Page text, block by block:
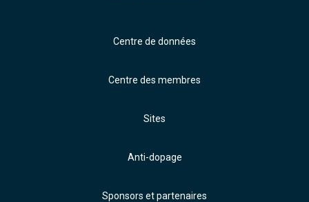
Centre de données
Centre des membres
Sites
Anti-dopage
Sponsors et partenaires